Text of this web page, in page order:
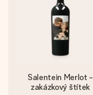
Salentein Merlot -
zakázkový štítek